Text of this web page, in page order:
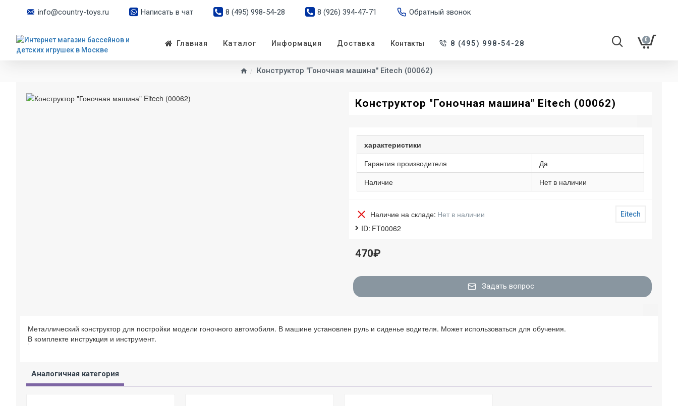
info@country-toys.ru Написать в чат 8 (495) 998-54-28 8 (926) 394-47-71 Обратный звонок
Главная Каталог Информация Доставка Контакты 8 (495) 998-54-28 0
Конструктор "Гоночная машина" Eitech (00062)
Конструктор "Гоночная машина" Eitech (00062)
Наличие на складе: Нет в наличии
ID: FT00062
Eitech
470₽
Задать вопрос
характеристики
Гарантия производителя
Да
Наличие
Нет в наличии
Металлический конструктор для постройки модели гоночного автомобиля. В машине установлен руль и сиденье водителя. Может использоваться для обучения.
В комплекте инструкция и инструмент.
Аналогичная категория